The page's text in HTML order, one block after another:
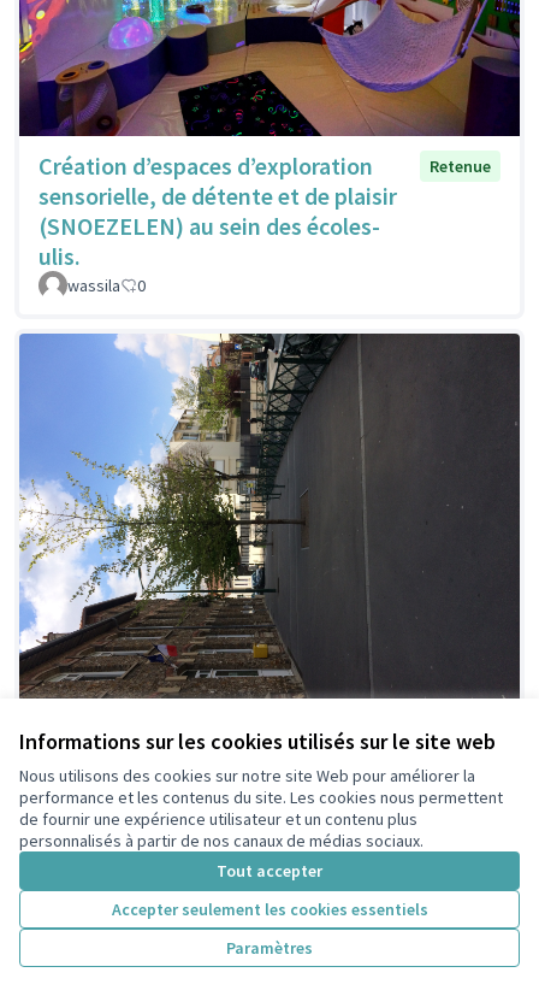
Informations sur les cookies utilisés sur le site web
Nous utilisons des cookies sur notre site Web pour améliorer la
performance et les contenus du site. Les cookies nous permettent
de fournir une expérience utilisateur et un contenu plus
personnalisés à partir de nos canaux de médias sociaux.
Tout accepter
Accepter seulement les cookies essentiels
Paramètres
Création d’espaces d’exploration
sensorielle, de détente et de plaisir
(SNOEZELEN) au sein des écoles-
ulis.
Retenue
wassila 0
Aménagement placette école Victor
Hugo
Retenue
Delnot 2